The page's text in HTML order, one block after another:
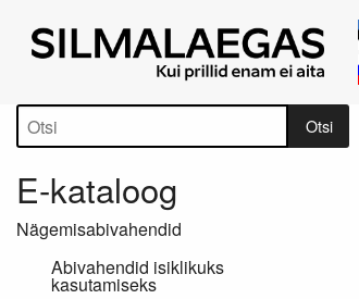
Tootepuu Otsi
E-kataloog
Nägemisabivahendid
Abivahendid isiklikuks
kasutamiseks